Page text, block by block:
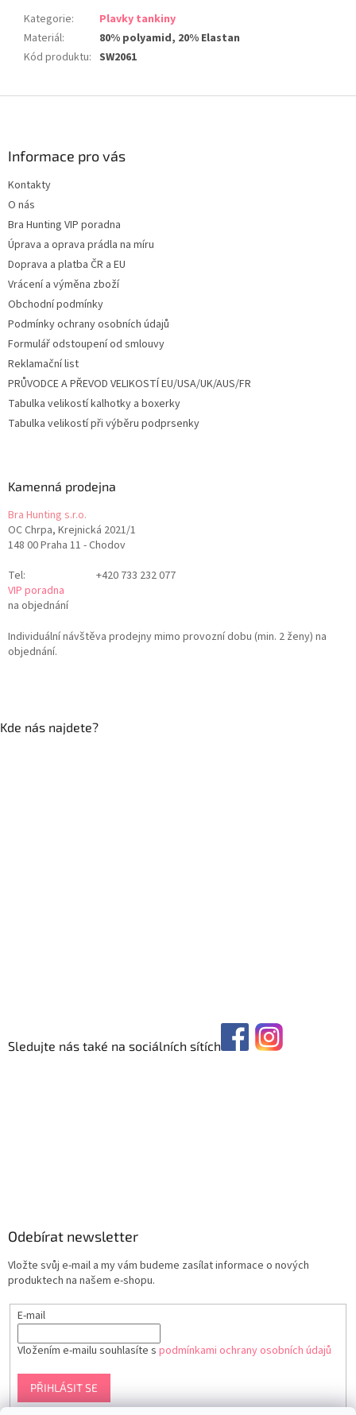
Kategorie:
Plavky tankiny
Materiál:
80% polyamid, 20% Elastan
Kód produktu: SW2061
Informace pro vás
Kontakty
O nás
Bra Hunting VIP poradna
Úprava a oprava prádla na míru
Doprava a platba ČR a EU
Vrácení a výměna zboží
Obchodní podmínky
Podmínky ochrany osobních údajů
Formulář odstoupení od smlouvy
Reklamační list
PRŮVODCE A PŘEVOD VELIKOSTÍ EU/USA/UK/AUS/FR
Tabulka velikostí kalhotky a boxerky
Tabulka velikostí při výběru podprsenky
Kamenná prodejna
Bra Hunting s.r.o.
OC Chrpa, Krejnická 2021/1
148 00 Praha 11 - Chodov
Tel:
+420 733 232 077
VIP poradna
na objednání
Individuální návštěva prodejny mimo provozní dobu (min. 2 ženy) na
objednání.
Kde nás najdete?
Sledujte nás také na sociálních sítích
Odebírat newsletter
Vložte svůj e-mail a my vám budeme zasílat informace o nových
produktech na našem e-shopu.
E-mail
Vložením e-mailu souhlasíte s podmínkami ochrany osobních údajů
PŘIHLÁSIT SE